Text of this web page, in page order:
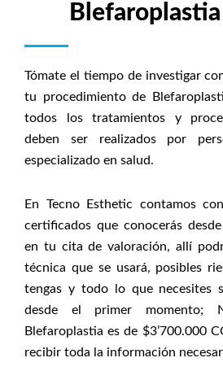
Tómate el tiempo de investigar
tu procedimiento de
todos los tratamientos y
deben ser realizados por
especializado en salud.
En Tecno Esthetic contamos
certificados que conocerás
en tu cita de valoración, allí
técnica que se usará, posibles
tengas y todo lo que necesites
desde el primer momento;
Blefaroplastia es de $3’700.000
recibir toda la información